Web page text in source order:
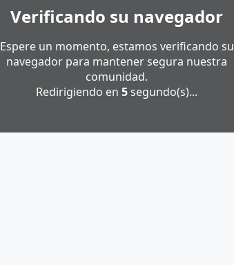
Verificando su navegador
Espere un momento, estamos verificando su
navegador para mantener segura nuestra
comunidad.
Redirigiendo en 5segundo(s)...